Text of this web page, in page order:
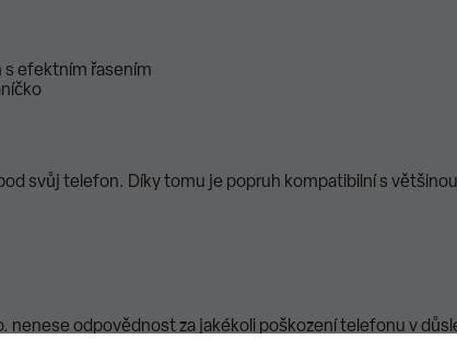
s efektním řasením
svůj telefon. Díky tomu je popruh kompatibilní s
nenese odpovědnost za jakékoli poškození telefonu v